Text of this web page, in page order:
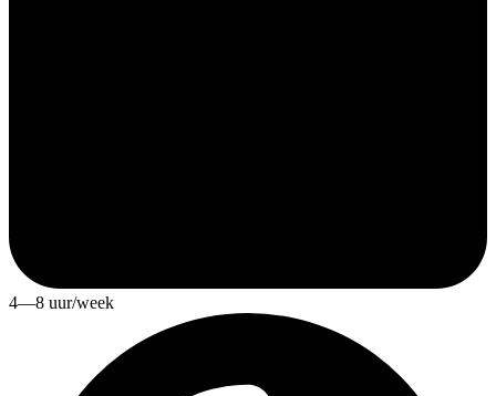
4—8 uur/week